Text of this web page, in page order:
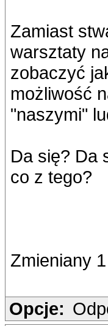
Zamiast
warsztaty
zobaczyć
możliwość
"naszymi"
Da się? Da
co z tego?
Zmieniany
Opcje: